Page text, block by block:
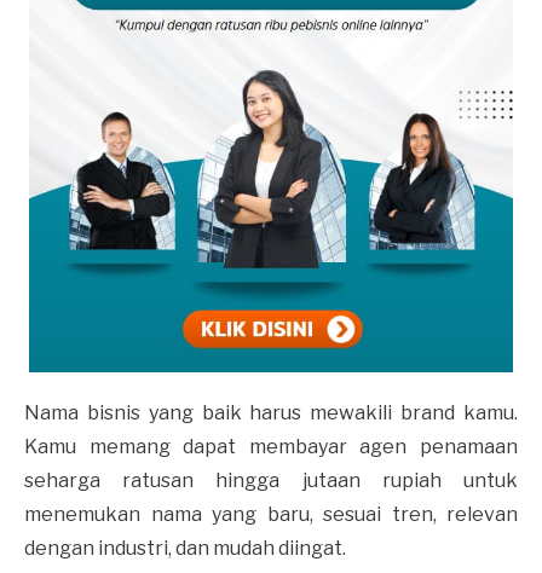
Nama bisnis yang baik harus mewakili brand kamu.
Kamu memang dapat membayar agen penamaan
seharga ratusan hingga jutaan rupiah untuk
menemukan nama yang baru, sesuai tren, relevan
dengan industri, dan mudah diingat.